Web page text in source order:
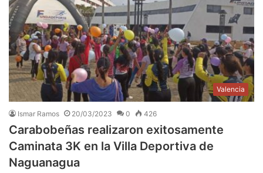
Valencia
Ismar Ramos 20/03/2023 0 426
Carabobeñas realizaron exitosamente
Caminata 3K en la Villa Deportiva de
Naguanagua